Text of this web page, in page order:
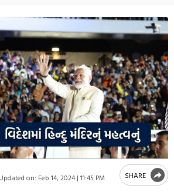
Updated on: Feb 14, 2024 | 11:45 PM SHARE